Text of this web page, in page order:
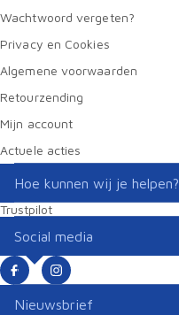
Wachtwoord vergeten?
Privacy en Cookies
Algemene voorwaarden
Retourzending
Mijn account
Actuele acties
Hoe kunnen wij je helpen?
Trustpilot
Social media
Nieuwsbrief